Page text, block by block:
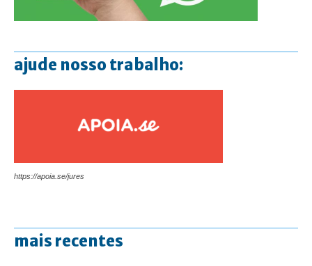
ajude nosso trabalho:
https://apoia.se/jures
mais recentes